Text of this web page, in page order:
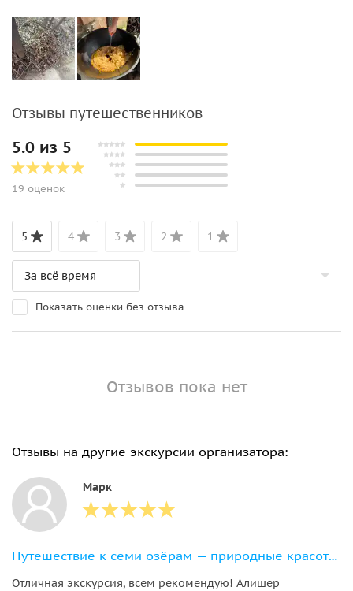
Отзывы путешественников
5.0 из 5
19 оценок
5 4 3 2 1
Показать оценки без отзыва
Отзывов пока нет
Отзывы на другие экскурсии организатора:
Марк
Путешествие к семи озёрам — природные красоты Таджикистана и знакомство с местной культурой
Отличная экскурсия, всем рекомендую! Алишер